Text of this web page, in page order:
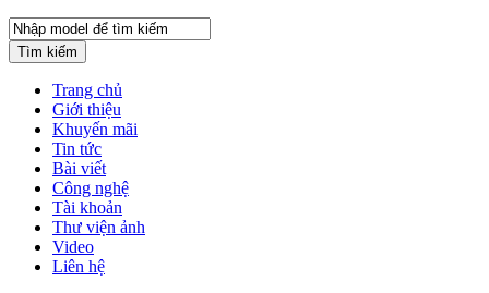
Tìm kiếm
Trang chủ
Giới thiệu
Khuyến mãi
Tin tức
Bài viết
Công nghệ
Tài khoản
Thư viện ảnh
Video
Liên hệ